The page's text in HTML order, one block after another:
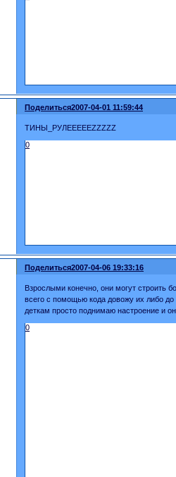
Поделиться2007-04-01 11:59:44
ТИНЫ_РУЛЕЕЕЕЕZZZZZ
0
Поделиться2007-04-06 19:33:16
Взрослыми конечно, они могут
всего с помощью кода довожу их либо
деткам просто поднимаю настроение и
0